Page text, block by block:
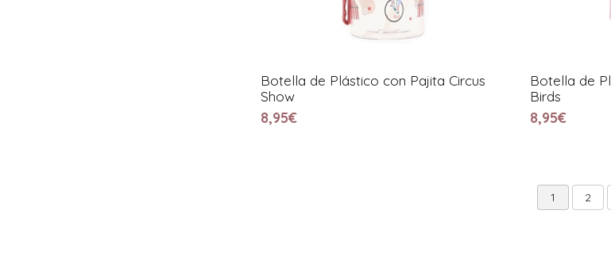
Botella de Plástico con Pajita Circus
Show
8,95€
Botella de
Birds
8,95€
1 2